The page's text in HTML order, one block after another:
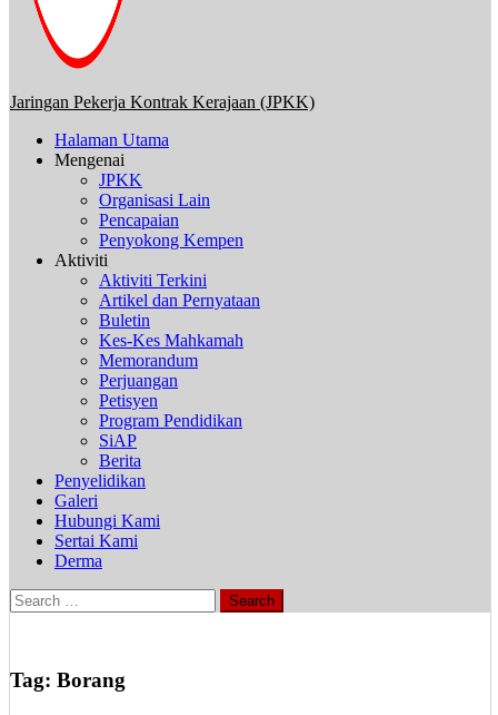
Jaringan Pekerja Kontrak Kerajaan (JPKK)
Halaman Utama
Mengenai
JPKK
Organisasi Lain
Pencapaian
Penyokong Kempen
Aktiviti
Aktiviti Terkini
Artikel dan Pernyataan
Buletin
Kes-Kes Mahkamah
Memorandum
Perjuangan
Petisyen
Program Pendidikan
SiAP
Berita
Penyelidikan
Galeri
Hubungi Kami
Sertai Kami
Derma
Search
for:
Tag: Borang